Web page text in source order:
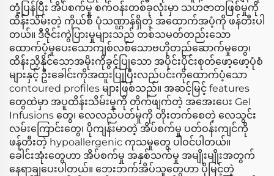
တုံ့ပြန်ပြီး အိပ်စက်မှု စက်ဝန်းတစ်ခုလုံးမှာ သဟဇာတဖြစ်မှုကို
ထိန်းသိမ်းတဲ့ ကိုယ်စီ ပုံသဏ္ဌာန်ရှိတဲ့ အထောက်အပံ့ကို ဖန်တီးပါ
တယ်။ ဒီဇိုင်းကွဲပြားမှုများသည် တစ်သမတ်တည်းသော
ထောက်ပံ့မှုပေးသောကျစ်လစ်သောဗဟိုတည်ဆောက်မှုတွေ၊
ထိန်းညှိနိုင်သောအမိုးကိုခွင့်ပြုသော အပိုင်းပိုင်းစုတ်ဖော့ဖော့ပုံစံ
များနှင့် ဦးခေါင်းကိုအထူးပြုပြီးလည်ပင်းကိုထောက်ပံ့သော
contoured profiles များဖြစ်သည်။ အဆင့်မြင့် features
တွေထဲမှာ အပူထိန်းသိမ်းမှုကို တိုက်ဖျက်တဲ့ အအေးပေး Gel
Infusions တွေ၊ လေလည်ပတ်မှုကို တိုးတက်စေတဲ့ လေသွင်း
လမ်းကြောင်းတွေ၊ ပိုကျန်းမာတဲ့ အိပ်စက်မှု ပတ်ဝန်းကျင်ကို
ဖန်တီးတဲ့ hypoallergenic ကုသမှုတွေ ပါဝင်ပါတယ်။
ခေါင်းအုံးတွေဟာ အိပ်စက်မှု အနှစ်သက်မှု အမျိုးမျိုးအတွက်
နေရာချပေးပါတယ်။ ဘေးဘက်အိပ်သူတွေဟာ ပိုမြင့်တဲ့